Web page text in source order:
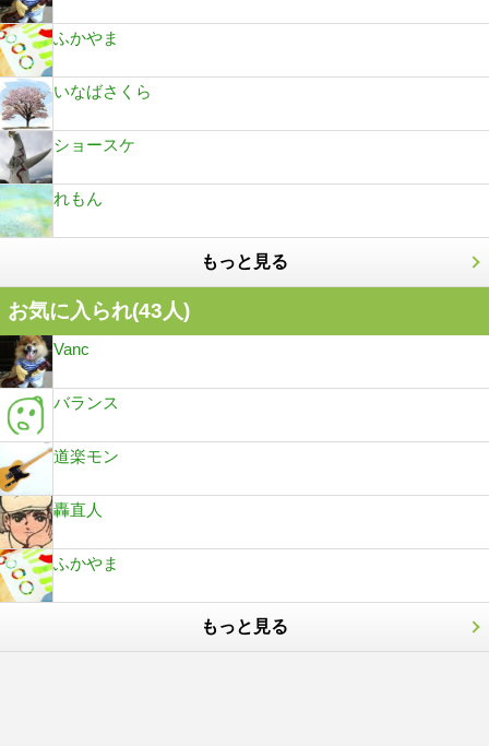
ふかやま
いなばさくら
ショースケ
れもん
もっと見る
お気に入られ(43人)
Vanc
バランス
道楽モン
轟直人
ふかやま
もっと見る